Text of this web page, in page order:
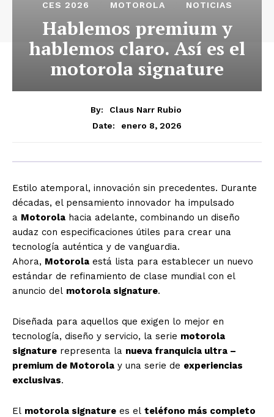
CES 2026 MOTOROLA NOTICIAS
Hablemos premium y
hablemos claro. Así es el
motorola signature
By:
Claus Narr Rubio
Date:
enero 8, 2026
Estilo atemporal, innovación sin precedentes. Durante
décadas, el pensamiento innovador ha impulsado
a Motorola hacia adelante, combinando un diseño
audaz con especificaciones útiles para crear una
tecnología auténtica y de vanguardia.
Ahora, Motorola está lista para establecer un nuevo
estándar de refinamiento de clase mundial con el
anuncio del motorola signature.
Diseñada para aquellos que exigen lo mejor en
tecnología, diseño y servicio, la serie motorola
signature representa la nueva franquicia ultra –
premium de Motorola y una serie de experiencias
exclusivas.
El motorola signature es el teléfono más completo